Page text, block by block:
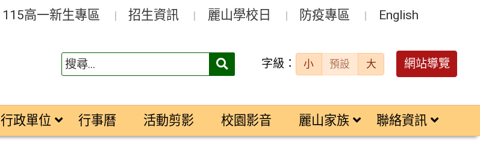
115高一新生專區 招生資訊 麗山學校日 防疫專區 English
搜
字級： 小 預設 大 網站導覽
行政單位 行事曆 活動剪影 校園影音 麗山家族 聯絡資訊